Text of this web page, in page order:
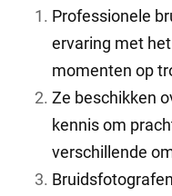
Professionele
ervaring met
momenten op
Ze beschikken
kennis om
verschillende